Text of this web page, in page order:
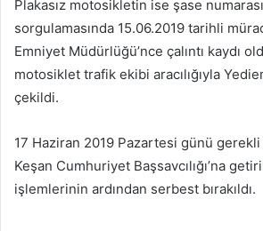
Plakasız motosikletin ise şase
sorgulamasında 15.06.2019 tarihli
Emniyet Müdürlüğü’nce çalıntı kaydı
motosiklet trafik ekibi aracılığıyla
çekildi.
17 Haziran 2019 Pazartesi günü
Keşan Cumhuriyet Başsavcılığı’na
işlemlerinin ardından serbest bırakıldı.